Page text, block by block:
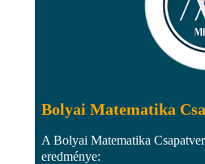
Bolyai Matematika
A Bolyai Matematika
eredménye: